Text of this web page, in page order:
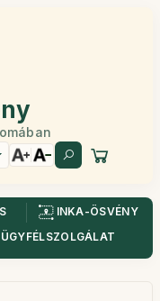
INKA-ÖSVÉNY
ÜGYFÉLSZOLGÁLAT